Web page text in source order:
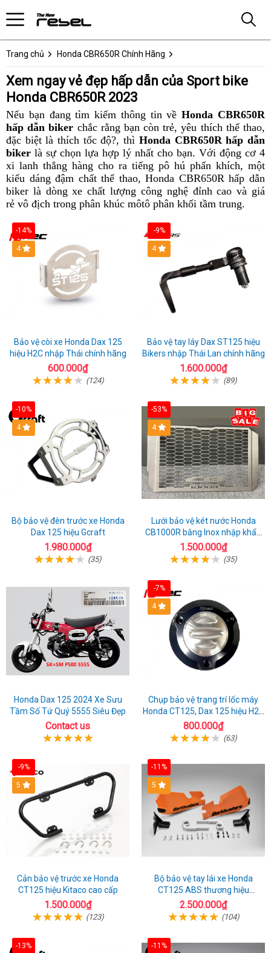
Trang chủ Honda CBR650R Chính Hãng
Xem ngay vẻ đẹp hấp dẫn của Sport bike
Honda CBR650R 2023
Nếu bạn đang tìm kiếm thông tin vềHonda CBR650R
hấp dẫn biker mới
nhất
chắc rằng Honda
CBR650R
hot
2023
bạn còn trẻ, tăng
cường
sự
khéo
léo
yêu thích thể thao,
đặc biệt là thích tốc độ?, Honda
CBR650R
hot
2023
thì Honda CBR650R hấp dẫn
biker là sự chọn lựa hợp lý nhất cho bạn. bảo
dưỡng
Với động cơ 4
xi lanh thẳng hàng công
ty
nào
bán
nhất?
cho ra tiếng pô hú phấn khích,
hot
2023
một
kiểu dáng đậm lái
xe
hăng
thao
chất thể thao, Phanh
ABS
chống
kênh
Honda CBR650R hấp dẫn
biker là dòng xe chất lượng giá
ưu
Honda
CBR650R
hấp
công nghệ đỉnh cao Neo
sport
và giá
rẻ vô địch trong phân khúc môtô phân khối tầm trungHonda
.
-14%
4
Bảo vệ còi xe Honda Dax 125
hiệu H2C nhập Thái chính hãng
600.000₫
(124)
-9%
4
Bảo vệ tay láy Dax ST125 hiệu
Bikers nhập Thái Lan chính hãng
1.600.000₫
(89)
-10%
4
Bộ bảo vệ đèn trước xe Honda
Dax 125 hiệu Gcraft
1.980.000₫
(35)
-53%
4
Lưới bảo vệ két nước Honda
CB1000R bằng Inox nhập khẩu
từ Ý
1.500.000₫
(35)
Honda Dax 125 2024 Xe Sưu
Tầm Số Tứ Quý 5555 Siêu Đẹp
Contact us
-7%
4
Chụp bảo vệ trang trí lốc máy
Honda CT125, Dax 125 hiệu H2C
nhập Thái
800.000₫
(63)
-9%
5
Cản bảo vệ trước xe Honda
CT125 hiệu Kitaco cao cấp
1.500.000₫
(123)
-11%
5
Bộ bảo vệ tay lái xe Honda
CT125 ABS thương hiệu
Barkbuster màu đỏ
2.500.000₫
(104)
-13% -11%